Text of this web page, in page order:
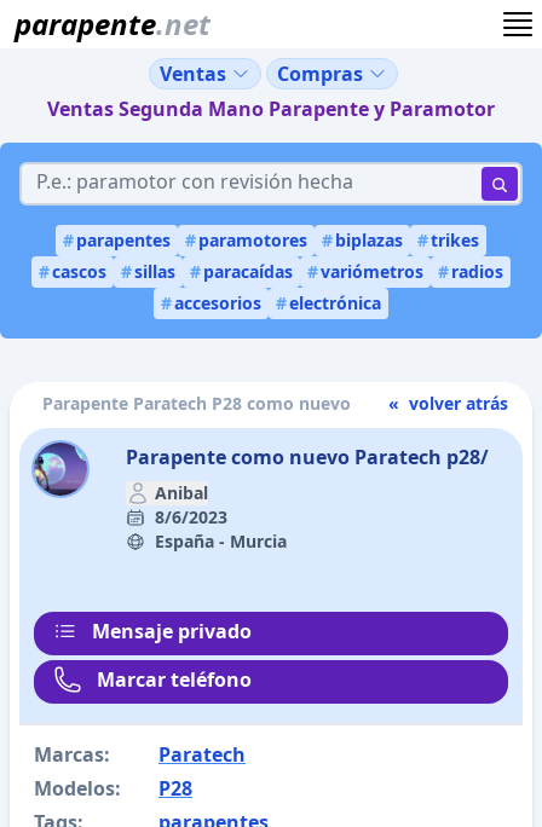
parapente.net
Ventas Segunda Mano Parapente y Paramotor
Ventas Compras
#parapentes #paramotores #biplazas #trikes
#cascos #sillas #paracaídas #variómetros #radios
#accesorios #electrónica
Parapente Paratech P28 como nuevo « volver atrás
Parapente como nuevo Paratech p28/
Anibal
8/6/2023
España - Murcia
Mensaje privado
Marcar teléfono
Marcas:
Paratech
Modelos:
P28